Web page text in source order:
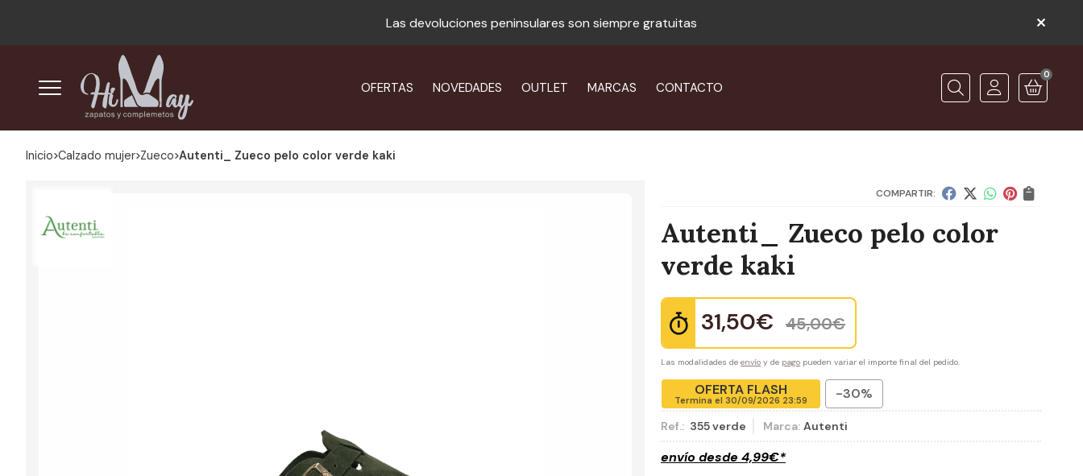
Las devoluciones peninsulares son siempre gratuitas
OFERTAS NOVEDADES OUTLET MARCAS CONTACTO Buscar
0
Inicio calzado mujer zueco Autenti_ Zueco pelo color verde kaki
COMPARTIR:
Autenti_ Zueco pelo color
verde kaki
31,50€ 45,00€
Las modalidades de envío y de pago pueden variar el importe final del pedido.
OFERTA FLASH
Termina el 30/09/2026 23:59 -30%
Ref.: 355 verde Marca: Autenti
envío desde 4,99€*